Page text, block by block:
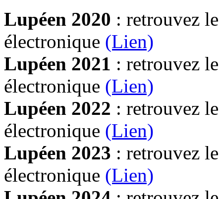
Lupéen 2020 : retrouvez
électronique (Lien)
Lupéen 2021 : retrouvez
électronique (Lien)
Lupéen 2022 : retrouvez
électronique (Lien)
Lupéen 2023 : retrouvez
électronique (Lien)